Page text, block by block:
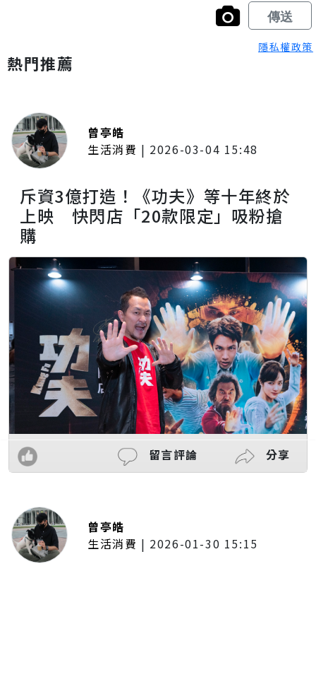
隱私權政策
熱門推薦
曾亭皓
生活消費 | 2026-03-04 15:48
斥資3億打造！《功夫》等十年終於
上映 快閃店「20款限定」吸粉搶
購
留言評論 分享
曾亭皓
生活消費 | 2026-01-30 15:15